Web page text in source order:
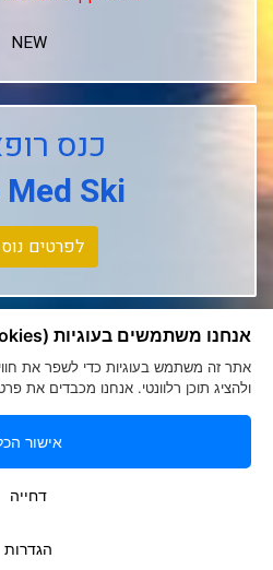
NEW
Arcs Panorama
L'alpe D'huez
La Rosiere
Med Tignes
Seychelles
כנס
Ski
לפרטים
אנחנו משתמשים בעוגיות (Cookies)
אתר זה משתמש בעוגיות כדי לשפר את
ולהציג תוכן רלוונטי. אנחנו מכבדים את
אישור
דחייה
הגדרות